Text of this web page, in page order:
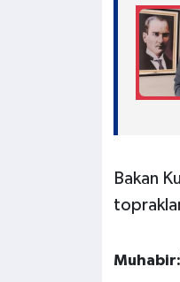
Bakan
Muhabir: